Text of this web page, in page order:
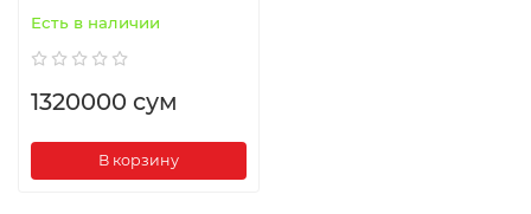
Есть в наличии
1320000 сум
В корзину